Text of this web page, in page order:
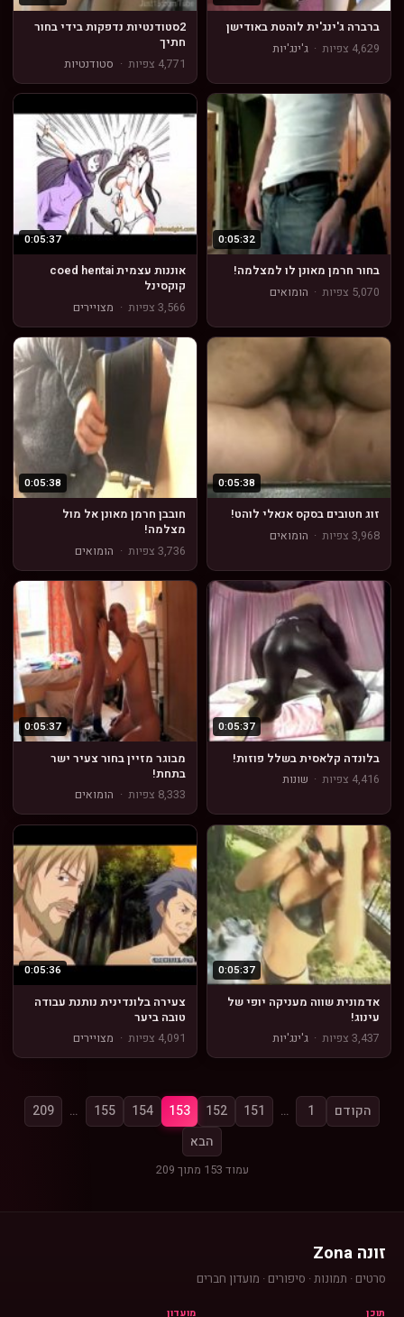
ברברה ג'ינג'ית לוהטת באודישן
4,629 צפיות
· ג'ינג'יות
2סטודנטיות נדפקות בידי בחור
חתיך
4,771 צפיות
· סטודנטיות
0:05:32
בחור חרמן מאונן לו למצלמה!
5,070 צפיות
· הומואים
0:05:37
אוננות עצמית coed hentai
קוקסינל
3,566 צפיות
· מצויירים
0:05:38
זוג חטובים בסקס אנאלי לוהט!
3,968 צפיות
· הומואים
0:05:38
חובבן חרמן מאונן אל מול
מצלמה!
3,736 צפיות
· הומואים
0:05:37
בלונדה קלאסית בשלל פוזות!
4,416 צפיות
· שונות
0:05:37
מבוגר מזיין בחור צעיר ישר
בתחת!
8,333 צפיות
· הומואים
0:05:37
אדמונית שווה מעניקה יופי של
עינוג!
3,437 צפיות
· ג'ינג'יות
0:05:36
צעירה בלונדינית נותנת עבודה
טובה ביער
4,091 צפיות
· מצויירים
הקודם 1
…
151
152
153
154
155
…
209
הבא
עמוד 153 מתוך 209
זונה Zona
סרטים · תמונות · סיפורים · מועדון חברים
תוכן מועדון